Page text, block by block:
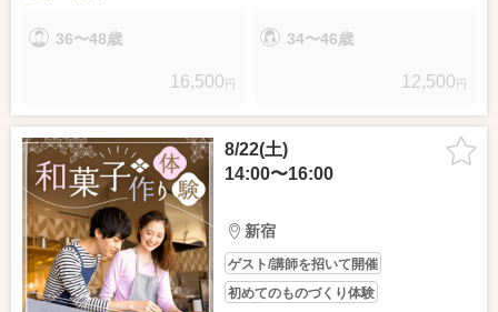
36〜48歳
16,500 円
34〜46歳
12,500 円
8/22(土)
14:00〜16:00
新宿
ゲスト/講師を招いて開催
初めてのものづくり体験